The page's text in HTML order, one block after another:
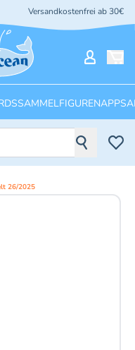
Versandkostenfrei ab 30€
SAMMELFIGURENAPPS
26/2025